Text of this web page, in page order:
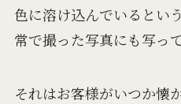
色に溶け込んでいるとい
常で撮った写真にも写っ
それはお客様がいつか懐